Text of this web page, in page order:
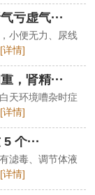
亏虚气···
小便无力、尿线
[详情]
，肾精···
天环境嘈杂时症
[详情]
个···
滤毒、调节体液
[详情]